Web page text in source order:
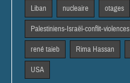
Liban nucleaire otages
Palestiniens-Israël-conflit-violences
rené taieb Rima Hassan
USA